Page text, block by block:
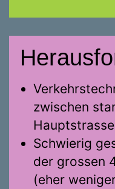
zwischen
Schwierig
der grossen
(eher